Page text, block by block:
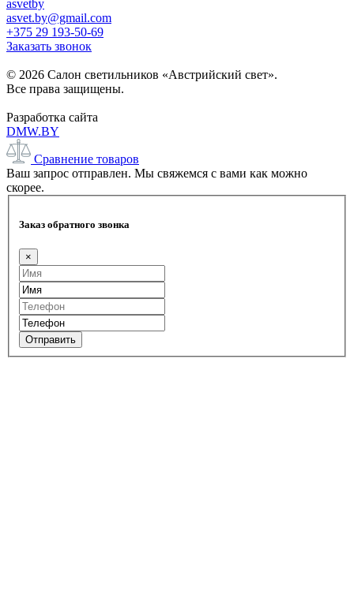
asvetby
asvet.by@gmail.com
+375 29 193-50-69
Заказать звонок
© 2026 Салон светильников «Австрийский свет».
Все права защищены.
Разработка сайта
DMW.BY
Сравнение товаров
Ваш запрос отправлен. Мы свяжемся с вами как можно
скорее.
Заказ обратного звонка
×
Отправить